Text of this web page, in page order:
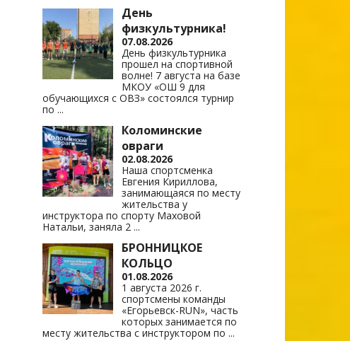
День
физкультурника!
07.08.2026
День физкультурника
прошел на спортивной
волне! 7 августа на базе
МКОУ «ОШ 9 для
обучающихся с ОВЗ» состоялся турнир
по...
Коломинские
овраги
02.08.2026
Наша спортсменка
Евгения Кириллова,
занимающаяся по месту
жительства у
инструктора по спорту Маховой
Натальи, заняла 2 ...
БРОННИЦКОЕ
КОЛЬЦО
01.08.2026
1 августа 2026 г.
спортсмены команды
«Егорьевск-RUN», часть
которых занимается по
месту жительства с инструктором по ...